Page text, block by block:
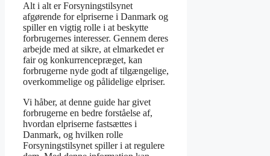
Alt i alt er Forsyningstilsynet
afgørende for elpriserne i Danmark og
spiller en vigtig rolle i at beskytte
forbrugernes interesser. Gennem deres
arbejde med at sikre, at elmarkedet er
fair og konkurrencepræget, kan
forbrugerne nyde godt af tilgængelige,
overkommelige og pålidelige elpriser.
Vi håber, at denne guide har givet
forbrugerne en bedre forståelse af,
hvordan elpriserne fastsættes i
Danmark, og hvilken rolle
Forsyningstilsynet spiller i at regulere